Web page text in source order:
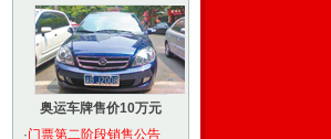
奥运车牌售价10万元
·门票第二阶段销售公告